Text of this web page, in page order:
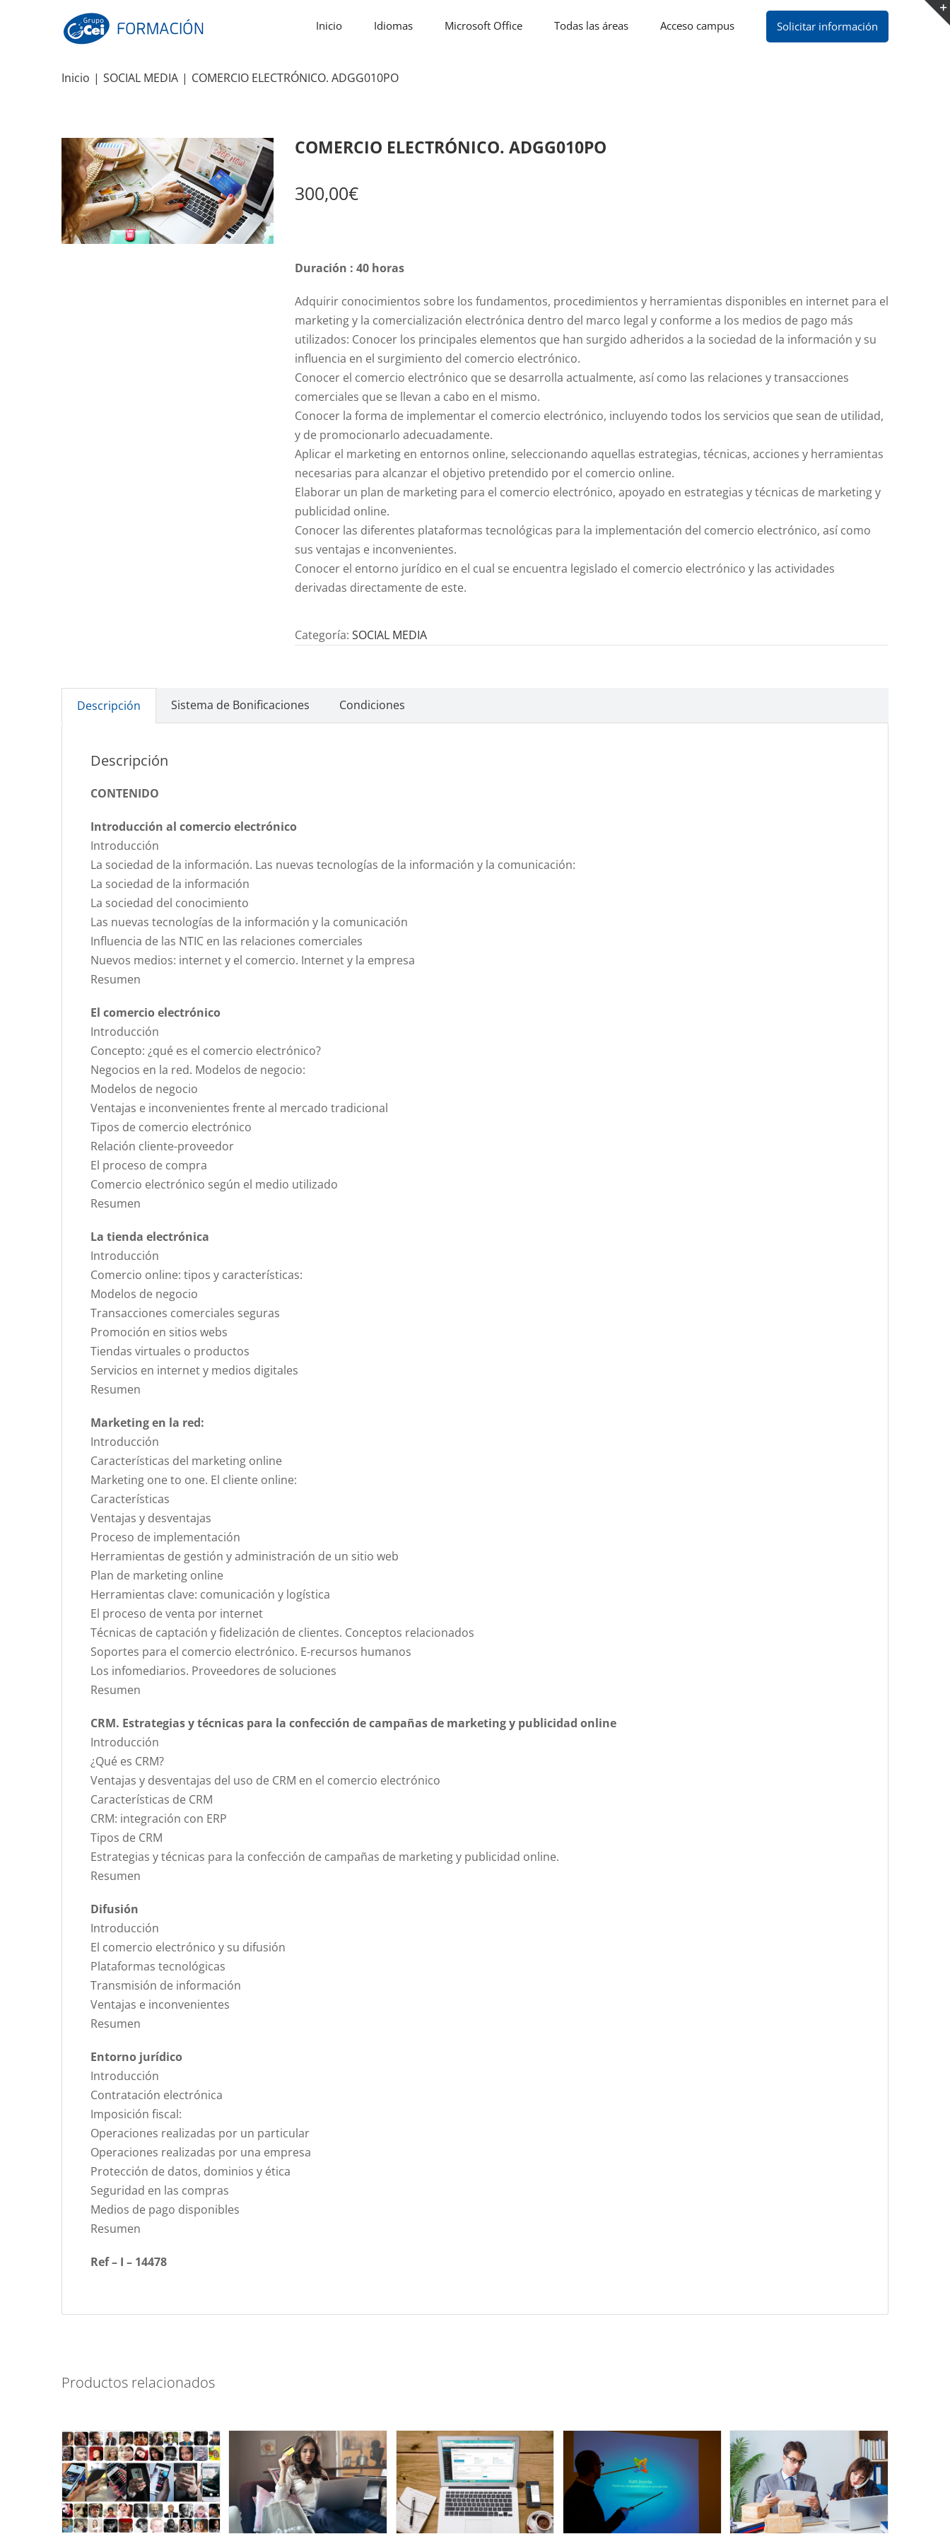
Inicio Idiomas Microsoft Office Todas las áreas Acceso campus Solicitar información
Inicio | SOCIAL MEDIA | COMERCIO ELECTRÓNICO. ADGG010PO
COMERCIO ELECTRÓNICO. ADGG010PO
300,00€
Duración : 40 horas
Adquirir conocimientos sobre los fundamentos, procedimientos y herramientas disponibles en internet para el
marketing y la comercialización electrónica dentro del marco legal y conforme a los medios de pago más
utilizados: Conocer los principales elementos que han surgido adheridos a la sociedad de la información y su
influencia en el surgimiento del comercio electrónico.
Conocer el comercio electrónico que se desarrolla actualmente, así como las relaciones y transacciones
comerciales que se llevan a cabo en el mismo.
Conocer la forma de implementar el comercio electrónico, incluyendo todos los servicios que sean de utilidad,
y de promocionarlo adecuadamente.
Aplicar el marketing en entornos online, seleccionando aquellas estrategias, técnicas, acciones y herramientas
necesarias para alcanzar el objetivo pretendido por el comercio online.
Elaborar un plan de marketing para el comercio electrónico, apoyado en estrategias y técnicas de marketing y
publicidad online.
Conocer las diferentes plataformas tecnológicas para la implementación del comercio electrónico, así como
sus ventajas e inconvenientes.
Conocer el entorno jurídico en el cual se encuentra legislado el comercio electrónico y las actividades
derivadas directamente de este.
Categoría: SOCIAL MEDIA
Descripción Sistema de Bonificaciones Condiciones
Descripción
CONTENIDO
Introducción al comercio electrónico
Introducción
La sociedad de la información. Las nuevas tecnologías de la información y la comunicación:
La sociedad de la información
La sociedad del conocimiento
Las nuevas tecnologías de la información y la comunicación
Influencia de las NTIC en las relaciones comerciales
Nuevos medios: internet y el comercio. Internet y la empresa
Resumen
El comercio electrónico
Introducción
Concepto: ¿qué es el comercio electrónico?
Negocios en la red. Modelos de negocio:
Modelos de negocio
Ventajas e inconvenientes frente al mercado tradicional
Tipos de comercio electrónico
Relación cliente-proveedor
El proceso de compra
Comercio electrónico según el medio utilizado
Resumen
La tienda electrónica
Introducción
Comercio online: tipos y características:
Modelos de negocio
Transacciones comerciales seguras
Promoción en sitios webs
Tiendas virtuales o productos
Servicios en internet y medios digitales
Resumen
Marketing en la red:
Introducción
Características del marketing online
Marketing one to one. El cliente online:
Características
Ventajas y desventajas
Proceso de implementación
Herramientas de gestión y administración de un sitio web
Plan de marketing online
Herramientas clave: comunicación y logística
El proceso de venta por internet
Técnicas de captación y fidelización de clientes. Conceptos relacionados
Soportes para el comercio electrónico. E-recursos humanos
Los infomediarios. Proveedores de soluciones
Resumen
CRM. Estrategias y técnicas para la confección de campañas de marketing y publicidad online
Introducción
¿Qué es CRM?
Ventajas y desventajas del uso de CRM en el comercio electrónico
Características de CRM
CRM: integración con ERP
Tipos de CRM
Estrategias y técnicas para la confección de campañas de marketing y publicidad online.
Resumen
Difusión
Introducción
El comercio electrónico y su difusión
Plataformas tecnológicas
Transmisión de información
Ventajas e inconvenientes
Resumen
Entorno jurídico
Introducción
Contratación electrónica
Imposición fiscal:
Operaciones realizadas por un particular
Operaciones realizadas por una empresa
Protección de datos, dominios y ética
Seguridad en las compras
Medios de pago disponibles
Resumen
Ref – I – 14478
Productos relacionados